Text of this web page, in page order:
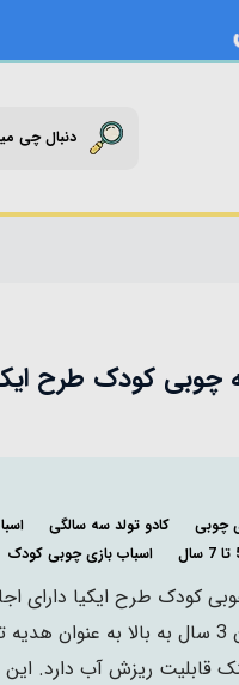
دنبال چی
چوبی کودک طرح ایکیا
چوبی
کادو تولد سه سالگی
اسباب بازی چوبی کودک
کودک طرح ایکیا دارای
برای کودکان 3 سال به بالا به
قابلیت ریزش آب دارد.